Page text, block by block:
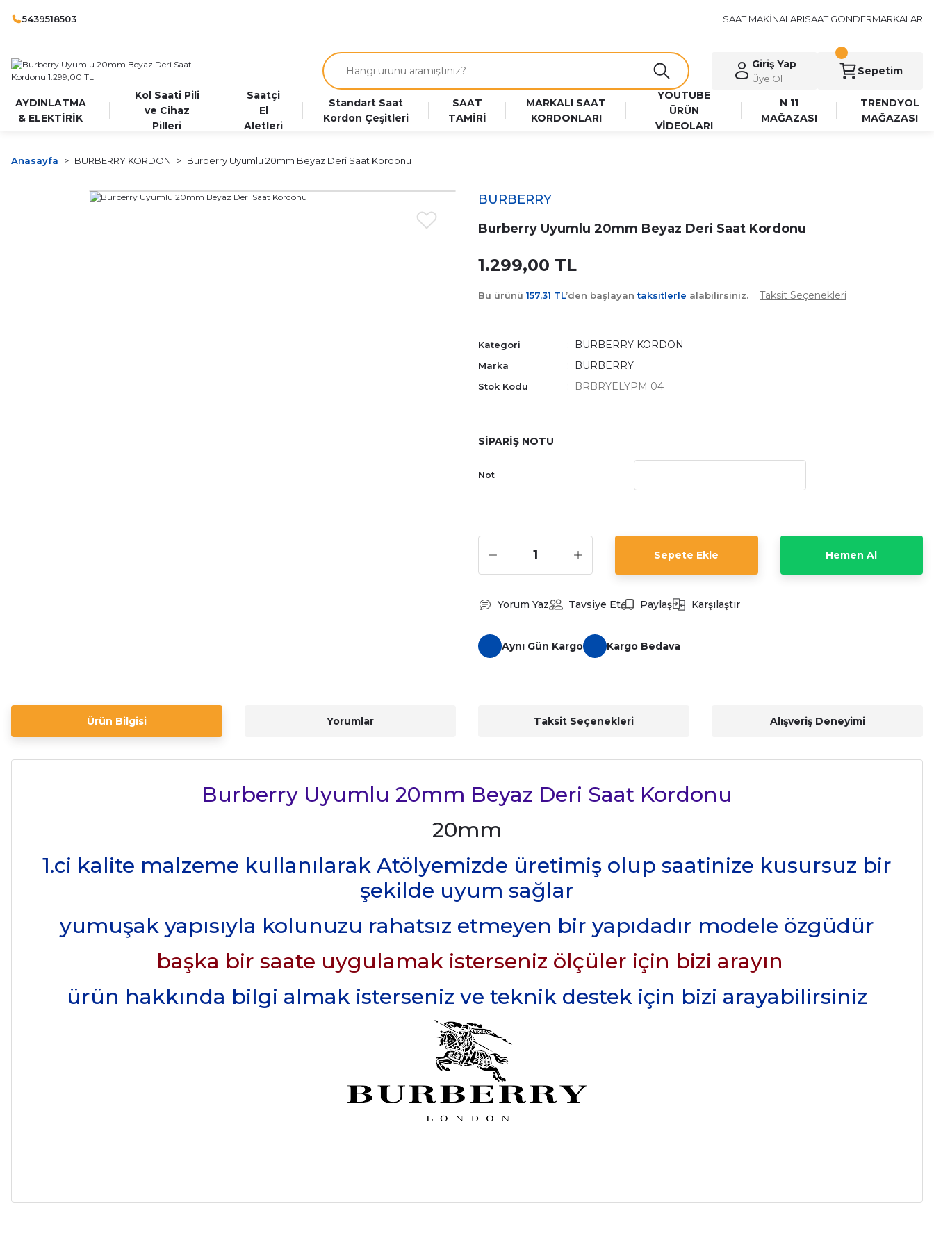
5439518503 SAAT MAKİNALARISAAT GÖNDERMARKALAR
Giriş Yap
Üye Ol
Sepetim
AYDINLATMA
& ELEKTİRİK
Kol Saati Pili
ve Cihaz
Pilleri
Saatçi
El
Aletleri
Standart Saat
Kordon Çeşitleri
SAAT
TAMİRİ
MARKALI SAAT
KORDONLARI
YOUTUBE
ÜRÜN
VİDEOLARI
N 11
MAĞAZASI
TRENDYOL
MAĞAZASI
Anasayfa BURBERRY KORDON Burberry Uyumlu 20mm Beyaz Deri Saat Kordonu
BURBERRY
Burberry Uyumlu 20mm Beyaz Deri Saat Kordonu
1.299,00 TL
Bu ürünü 157,31 TL’den başlayantaksitlerle alabilirsiniz. Taksit Seçenekleri
Kategori BURBERRY KORDON
Marka BURBERRY
Stok Kodu BRBRYELYPM 04
SİPARİŞ NOTU
Not
Sepete Ekle Hemen Al
Yorum Yaz Tavsiye Et Paylaş Karşılaştır
Aynı Gün Kargo Kargo Bedava
Ürün Bilgisi Yorumlar Taksit Seçenekleri Alışveriş Deneyimi
Burberry Uyumlu 20mm Beyaz Deri Saat Kordonu
20mm
1.ci kalite malzeme kullanılarak Atölyemizde üretimiş olup saatinize kusursuz bir
şekilde uyum sağlar
yumuşak yapısıyla kolunuzu rahatsız etmeyen bir yapıdadır modele özgüdür
başka bir saate uygulamak isterseniz ölçüler için bizi arayın
ürün hakkında bilgi almak isterseniz ve teknik destek için bizi arayabilirsiniz